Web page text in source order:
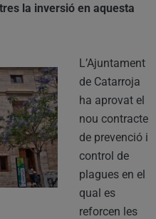
la inversió en aquesta
L’Ajuntament
de Catarroja
ha aprovat el
nou contracte
de prevenció i
control de
plagues en el
qual es
reforcen les